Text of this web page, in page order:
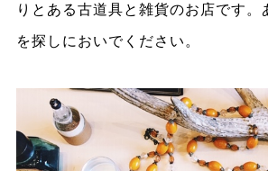
りとある古道具と雑貨のお店です。
を探しにおいでください。